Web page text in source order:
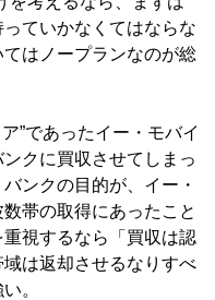
ていかなくてはならな
はノープランなのが総
”であったイー・モバイ
クに買収させてしまっ
ンクの目的が、イー・
帯の取得にあったこと
視するなら「買収は認
は返却させるなりすべ
。